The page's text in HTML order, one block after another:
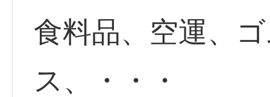
食料品、空運、
ス、・・・